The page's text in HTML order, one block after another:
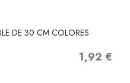
DE 30 CM COLORES
Precio
1,92 €